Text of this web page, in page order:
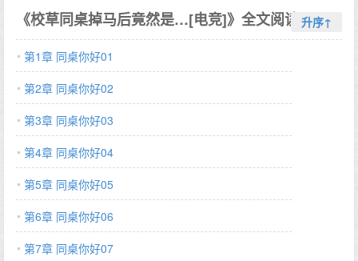
对上了。 总决赛现场气氛燃到顶级，双方队伍出赛，彼此站好鞠躬
敬礼。 DD弯腰。 年大爷弯腰。 同时抬头。 一个不再清冷孤高，
反倒口吐芬芳。 一个不再笑容如风，直接傻眼愣神。 林灯一：
操。 喻泽年：操谁？你说清楚。 你他妈怎么在这？ 我还想问你怎
么在这！ 那天，几万观众见证俩大神差点在台上打起来了。 不仅
如此，正式比赛让人瞠目结舌。 观众一：DD不是最讨厌大爷的
吗，他，他怎么压着他不起来？ 观众二：我也觉得奇怪，大爷不是
远攻贼厉害吗，怎么今天肉、肉.搏？ 比赛完毕后，俩人直接冲到
酒店打的地动山摇，俩队人马在房间门口你看我，我看你。 不敢
劝，不敢劝。 第二天。 酒店经理哭的一把鼻涕一把泪：你们打架
就打架，毁我床干什么啊呜呜呜呜。 【小剧场】 学校办公室。 老
师冷哼：和好了？ 某俩人点头。 老师：知道相亲相爱了？ 再点
头。 刚出办公室门，喻泽年一把压过林灯一，他故意在他耳边调笑
《校草同桌掉马后竟然是…[电竞]》全文阅读 升序↑
第1章 同桌你好01
第2章 同桌你好02
第3章 同桌你好03
第4章 同桌你好04
第5章 同桌你好05
第6章 同桌你好06
第7章 同桌你好07